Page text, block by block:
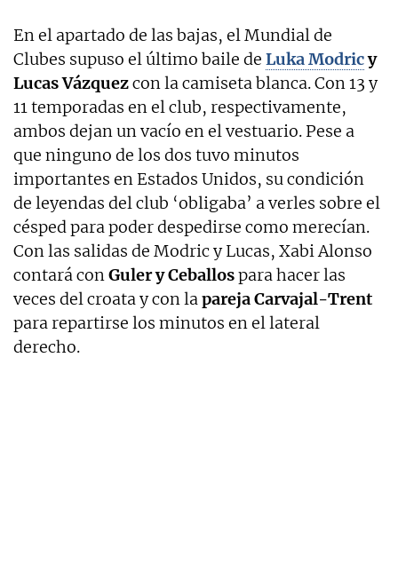
En el apartado de las bajas, el Mundial de
Clubes supuso el último baile de Luka Modricy
Lucas Vázquezcon la camiseta blanca. Con 13 y
11 temporadas en el club, respectivamente,
ambos dejan un vacío en el vestuario. Pese a
que ninguno de los dos tuvo minutos
importantes en Estados Unidos, su condición
de leyendas del club ‘obligaba’ a verles sobre el
césped para poder despedirse como merecían.
Con las salidas de Modric y Lucas, Xabi Alonso
contará conGuler y Ceballospara hacer las
veces del croata y con lapareja Carvajal-Trent
para repartirse los minutos en el lateral
derecho.